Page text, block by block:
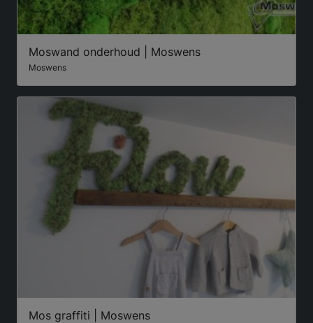
Moswand onderhoud | Moswens
Moswens
Mos graffiti | Moswens